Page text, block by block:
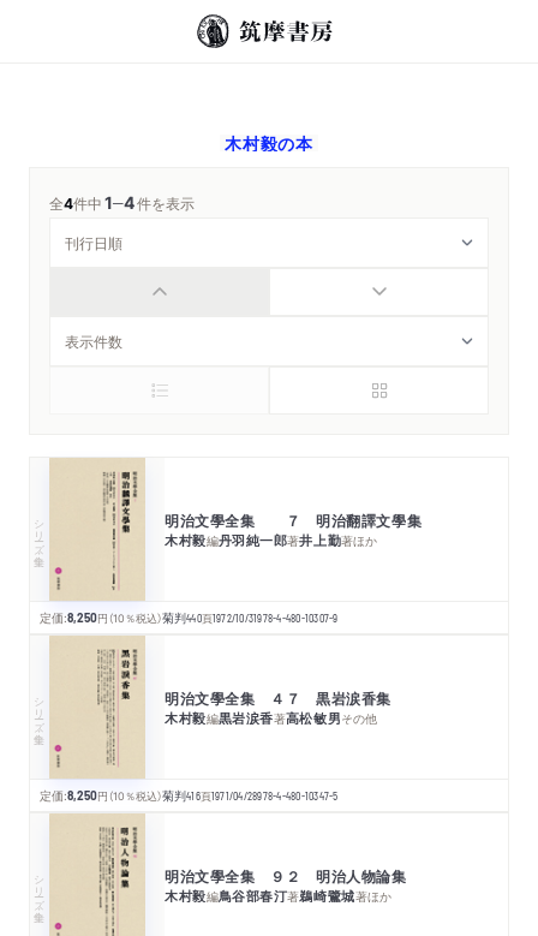
木村毅の本
全4件中1─4件を表示
シリーズ・全集 明治文學全集 ７ 明治翻譯文學集
木村毅編丹羽純一郎著井上勤著ほか
定価:8,250円 （10％税込）菊判440頁1972/10/31978-4-480-10307-9
シリーズ・全集 明治文學全集 ４７ 黒岩涙香集
木村毅編黒岩涙香著高松敏男その他
定価:8,250円 （10％税込）菊判416頁1971/04/28978-4-480-10347-5
シリーズ・全集 明治文學全集 ９２ 明治人物論集
木村毅編鳥谷部春汀著鵜崎鷺城著ほか